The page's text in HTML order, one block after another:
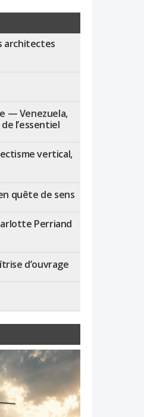
architectes
— Venezuela,
l’essentiel
vertical,
quête de sens
Perriand
d’ouvrage